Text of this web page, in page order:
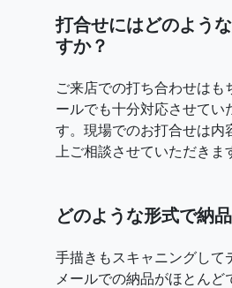
打合せにはどのよう
すか？
ご来店での打ち合わせはも
ールでも十分対応させてい
す。現場でのお打合せは内
上ご相談させていただきま
どのような形式で納
手描きもスキャニングして
メールでの納品がほとんど